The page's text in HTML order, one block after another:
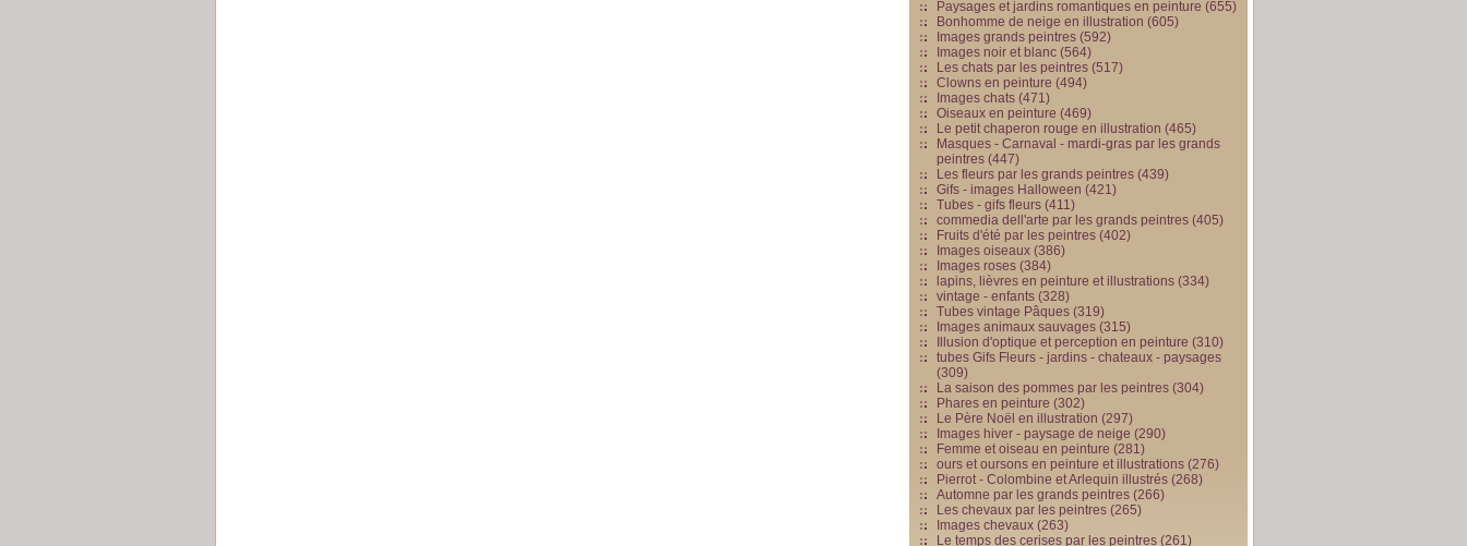
Paysages et jardins romantiques en peinture (655)
Bonhomme de neige en illustration (605)
Images grands peintres (592)
Images noir et blanc (564)
Les chats par les peintres (517)
Clowns en peinture (494)
Images chats (471)
Oiseaux en peinture (469)
Le petit chaperon rouge en illustration (465)
Masques - Carnaval - mardi-gras par les grands
peintres (447)
Les fleurs par les grands peintres (439)
Gifs - images Halloween (421)
Tubes - gifs fleurs (411)
commedia dell'arte par les grands peintres (405)
Fruits d'été par les peintres (402)
Images oiseaux (386)
Images roses (384)
lapins, lièvres en peinture et illustrations (334)
vintage - enfants (328)
Tubes vintage Pâques (319)
Images animaux sauvages (315)
Illusion d'optique et perception en peinture (310)
tubes Gifs Fleurs - jardins - chateaux - paysages
(309)
La saison des pommes par les peintres (304)
Phares en peinture (302)
Le Père Noël en illustration (297)
Images hiver - paysage de neige (290)
Femme et oiseau en peinture (281)
ours et oursons en peinture et illustrations (276)
Pierrot - Colombine et Arlequin illustrés (268)
Automne par les grands peintres (266)
Les chevaux par les peintres (265)
Images chevaux (263)
Le temps des cerises par les peintres (261)